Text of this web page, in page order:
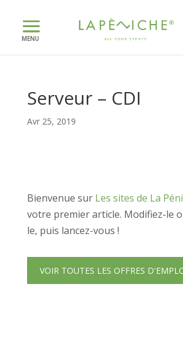
Serveur – CDI
Avr 25, 2019
Bienvenue sur Les sites de La
votre premier article. Modifiez-le
le, puis lancez-vous !
VOIR TOUTES LES OFFRES